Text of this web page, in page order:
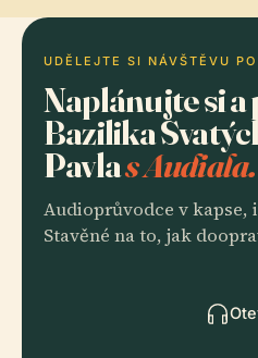
UDĚLEJTE SI NÁVŠTĚVU
Naplánujte si a
Bazilika
Pavlas Audiala.
Audioprůvodce v kapse,
Stavěné na to, jak